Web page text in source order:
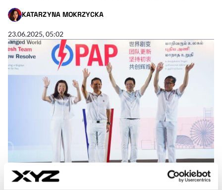
KATARZYNA MOKRZYCKA
- AUTOR ARTYKUŁU - PROFIL
23.06.2025, 05:02